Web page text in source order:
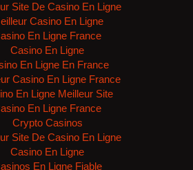
Site De Casino En Ligne
Casino En Ligne
En Ligne France
Casino En Ligne
En Ligne En France
Casino En Ligne France
En Ligne Meilleur Site
En Ligne France
Crypto Casinos
Site De Casino En Ligne
Casino En Ligne
En Ligne Fiable